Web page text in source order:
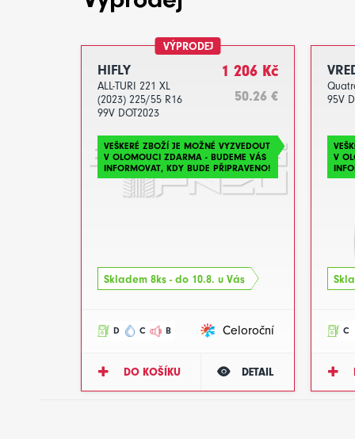
VÝPRODEJ
HIFLY
ALL-TURI 221 XL
(2023) 225/55 R16
99V DOT2023
1 206 Kč
50.26 €
VEŠKERÉ ZBOŽÍ JE MOŽNÉ VYZVEDOUT
V OLOMOUCI ZDARMA - BUDEME VÁS
INFORMOVAT, KDY BUDE PŘIPRAVENO!
Skladem 8ks - do 10.8. u Vás
D C B Celoroční
DO KOŠÍKU DETAIL
95V
V
C